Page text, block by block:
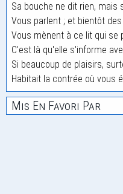
Sa bouche ne dit rien, mais
Vous parlent ; et bientôt
Vous mènent à ce lit qui se
C'est là qu'elle s'informe
Si beaucoup de plaisirs,
Habitait la contrée où vous
Mis En Favori Par